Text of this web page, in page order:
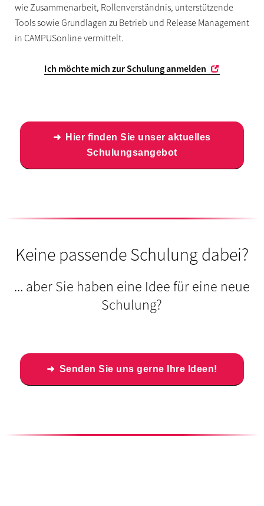
wie Zusammenarbeit, Rollenverständnis, unterstützende
Tools sowie Grundlagen zu Betrieb und Release Management
in CAMPUSonline vermittelt.
Ich möchte mich zur Schulung anmelden
Hier finden Sie unser aktuelles
Schulungsangebot
Keine passende Schulung dabei?
... aber Sie haben eine Idee für eine neue
Schulung?
Senden Sie uns gerne Ihre Ideen!